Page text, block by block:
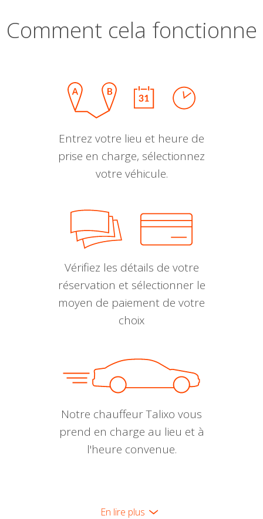
Comment cela fonctionne
Entrez votre lieu et heure de
prise en charge, sélectionnez
votre véhicule.
Vérifiez les détails de votre
réservation et sélectionner le
moyen de paiement de votre
choix
Notre chauffeur Talixo vous
prend en charge au lieu et à
l'heure convenue.
En lire plus